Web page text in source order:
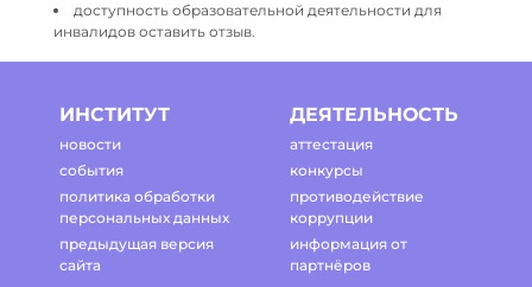
доступность образовательной деятельности для
инвалидов оставить отзыв.
ИНСТИТУТ
новости
события
политика обработки
персональных данных
предыдущая версия
сайта
ДЕЯТЕЛЬНОСТЬ
аттестация
конкурсы
противодействие
коррупции
информация от
партнёров